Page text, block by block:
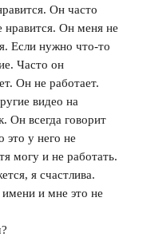
Он часто
нравится. Он меня не
Если нужно что-то
Часто он
Он не работает.
видео на
Он всегда говорит
это у него не
могу и не работать.
я счастлива.
и мне это не